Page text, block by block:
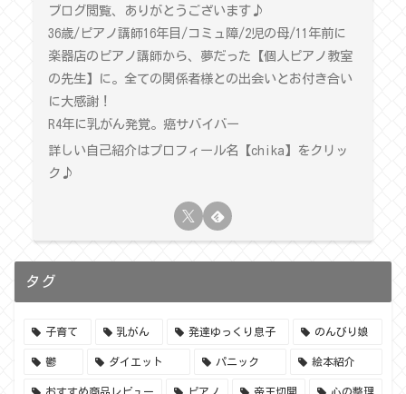
ブログ閲覧、ありがとうございます♪
36歳/ピアノ講師16年目/コミュ障/2児の母/11年前に
楽器店のピアノ講師から、夢だった【個人ピアノ教室
の先生】に。全ての関係者様との出会いとお付き合い
に大感謝！
R4年に乳がん発覚。癌サバイバー
詳しい自己紹介はプロフィール名【chika】をクリッ
ク♪
タグ
子育て 乳がん 発達ゆっくり息子 のんびり娘
鬱 ダイエット パニック 絵本紹介
おすすめ商品レビュー ピアノ 帝王切開 心の整理